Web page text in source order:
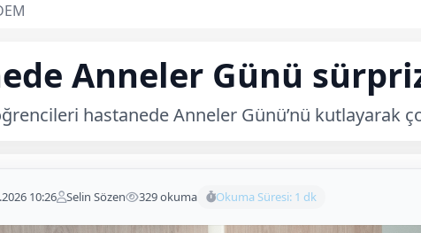
Anneler Günü
hastanede Anneler Günü’nü kutlayarak
10:26 Selin Sözen 329 okuma Okuma Süresi: 1 dk